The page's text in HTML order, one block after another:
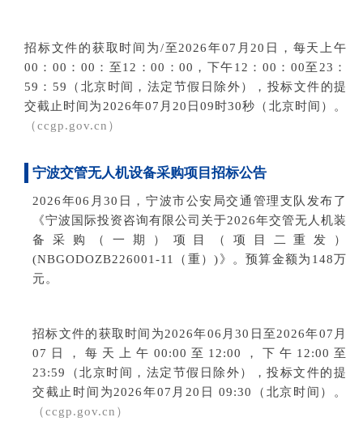
招标文件的获取时间为/至2026年07月20日，每天上午
00：00：00：至12：00：00，下午12：00：00至23：
59：59（北京时间，法定节假日除外）， 投标文件的提
交截止时间 为2026年07月20日09时30秒（北京时间）。
（ccgp.gov.cn）
宁波交管无人机设备采购项目 招标公告
2026年06月30日， 宁波市公安局交通管理支队发布了
《宁波国际投资咨询有限公司关于2026年交管无人机装
备采购（一期）项目（项目二重发）
(NBGODOZB226001-11（重）)》。预算金额为148万
元。
招标文件的获取时间为2026年06月30日至2026年07月
07日，每天上午00:00至12:00，下午12:00至
23:59
（北京时间，法定节假日除外），投标文件的提
交截止时间为2026年07月20日 09:30
（北京时间）。
（ccgp.gov.cn ）